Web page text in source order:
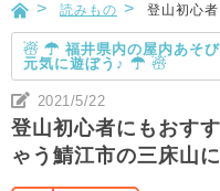
読みもの 登山初心
☃ ☂ 福井県内の屋内あそび
元気に遊ぼう♪ ☂ ☃
2021/5/22
登山初心者にもおす
ゃう鯖江市の三床山